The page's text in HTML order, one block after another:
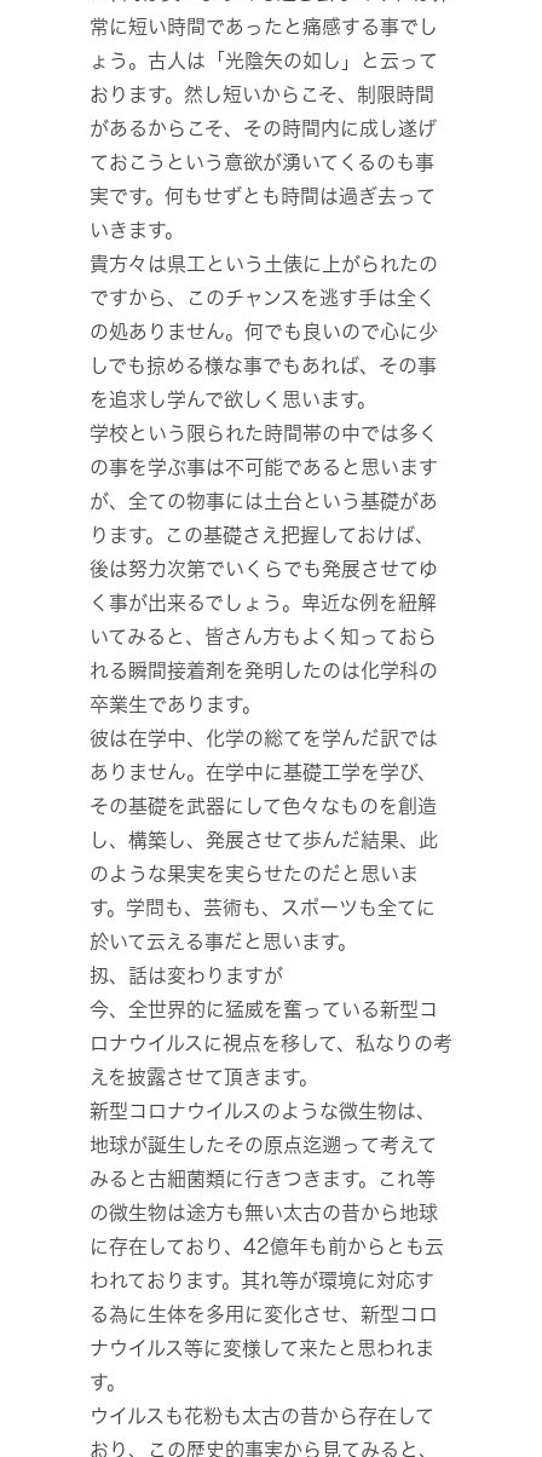
常に短い時間であったと痛感する事でし
ょう。古人は「光陰矢の如し」と云って
おります。然し短いからこそ、制限時間
があるからこそ、その時間内に成し遂げ
ておこうという意欲が湧いてくるのも事
実です。何もせずとも時間は過ぎ去って
いきます。
貴方々は県工という土俵に上がられたの
ですから、このチャンスを逃す手は全く
の処ありません。何でも良いので心に少
しでも掠める様な事でもあれば、その事
を追求し学んで欲しく思います。
学校という限られた時間帯の中では多く
の事を学ぶ事は不可能であると思います
が、全ての物事には土台という基礎があ
ります。この基礎さえ把握しておけば、
後は努力次第でいくらでも発展させてゆ
く事が出来るでしょう。卑近な例を紐解
いてみると、皆さん方もよく知っておら
れる瞬間接着剤を発明したのは化学科の
卒業生であります。
彼は在学中、化学の総てを学んだ訳では
ありません。在学中に基礎工学を学び、
その基礎を武器にして色々なものを創造
し、構築し、発展させて歩んだ結果、此
のような果実を実らせたのだと思いま
す。学問も、芸術も、スポーツも全てに
於いて云える事だと思います。
扨、話は変わりますが
今、全世界的に猛威を奮っている新型コ
ロナウイルスに視点を移して、私なりの考
えを披露させて頂きます。
新型コロナウイルスのような微生物は、
地球が誕生したその原点迄遡って考えて
みると古細菌類に行きつきます。これ等
の微生物は途方も無い太古の昔から地球
に存在しており、42億年も前からとも云
われております。其れ等が環境に対応す
る為に生体を多用に変化させ、新型コロ
ナウイルス等に変様して来たと思われま
す。
ウイルスも花粉も太古の昔から存在して
おり、この歴史的事実から見てみると、